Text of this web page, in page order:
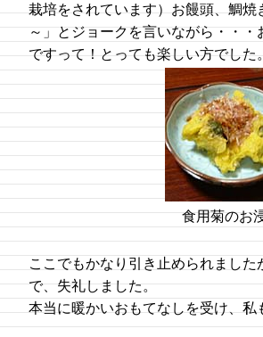
栽培をされています）お饅頭、鯛
～」とジョークを言いながら・・
ですって！とっても楽しい方でし
食用菊のお
ここでもかなり引き止められまし
で、失礼しました。
本当に暖かいおもてなしを受け、